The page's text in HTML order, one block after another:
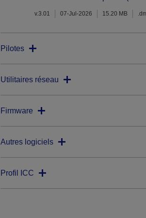
v.3.01 07-Jul-2026 15.20 MB
Pilotes
Utilitaires réseau
Firmware
Autres logiciels
Profil ICC